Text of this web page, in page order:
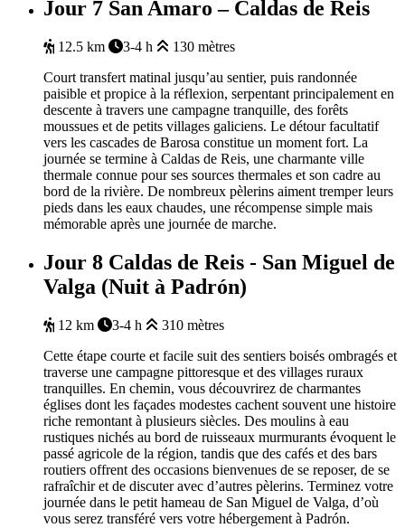
Jour 7 San Amaro – Caldas de Reis
12.5 km 3-4 h
130 mètres
Court transfert matinal jusqu’au sentier, puis randonnée
paisible et propice à la réflexion, serpentant principalement en
descente à travers une campagne tranquille, des forêts
moussues et de petits villages galiciens. Le détour facultatif
vers les cascades de Barosa constitue un moment fort. La
journée se termine à Caldas de Reis, une charmante ville
thermale connue pour ses sources thermales et son cadre au
bord de la rivière. De nombreux pèlerins aiment tremper leurs
pieds dans les eaux chaudes, une récompense simple mais
mémorable après une journée de marche.
Jour 8 Caldas de Reis - San Miguel de
Valga (Nuit à Padrón)
12 km 3-4 h
310 mètres
Cette étape courte et facile suit des sentiers boisés ombragés et
traverse une campagne pittoresque et des villages ruraux
tranquilles. En chemin, vous découvrirez de charmantes
églises dont les façades modestes cachent souvent une histoire
riche remontant à plusieurs siècles. Des moulins à eau
rustiques nichés au bord de ruisseaux murmurants évoquent le
passé agricole de la région, tandis que des cafés et des bars
routiers offrent des occasions bienvenues de se reposer, de se
rafraîchiret de discuteravec d’autres pèlerins. Terminez votre
journée dans le petit hameau de San Miguel de Valga, d’où
vous serez transféré vers votre hébergement à Padrón.